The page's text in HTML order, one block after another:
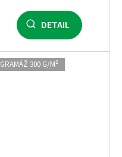
DETAIL
GRAMÁŽ 300 G/M²